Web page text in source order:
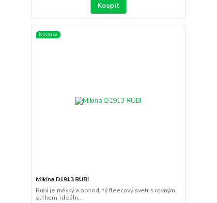
Koupit
Novinka
Mikina D1913 RUBI
Rubi je měkký a pohodlný fleecový svetr s rovným
střihem, ideáln...